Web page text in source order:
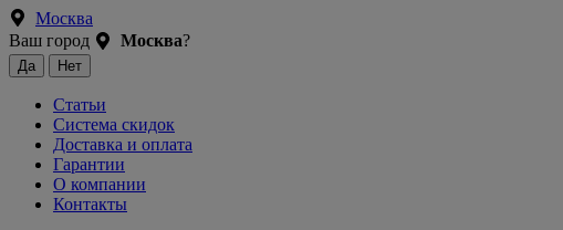
Москва
Ваш город
Москва?
Статьи
Система скидок
Доставка и оплата
Гарантии
О компании
Контакты